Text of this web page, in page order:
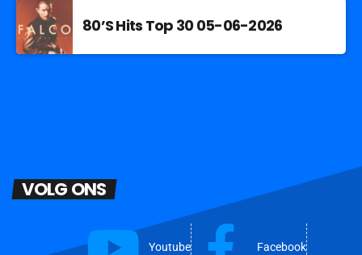
80’S Hits Top 30 05-06-2026
VOLG ONS
Youtube Facebook